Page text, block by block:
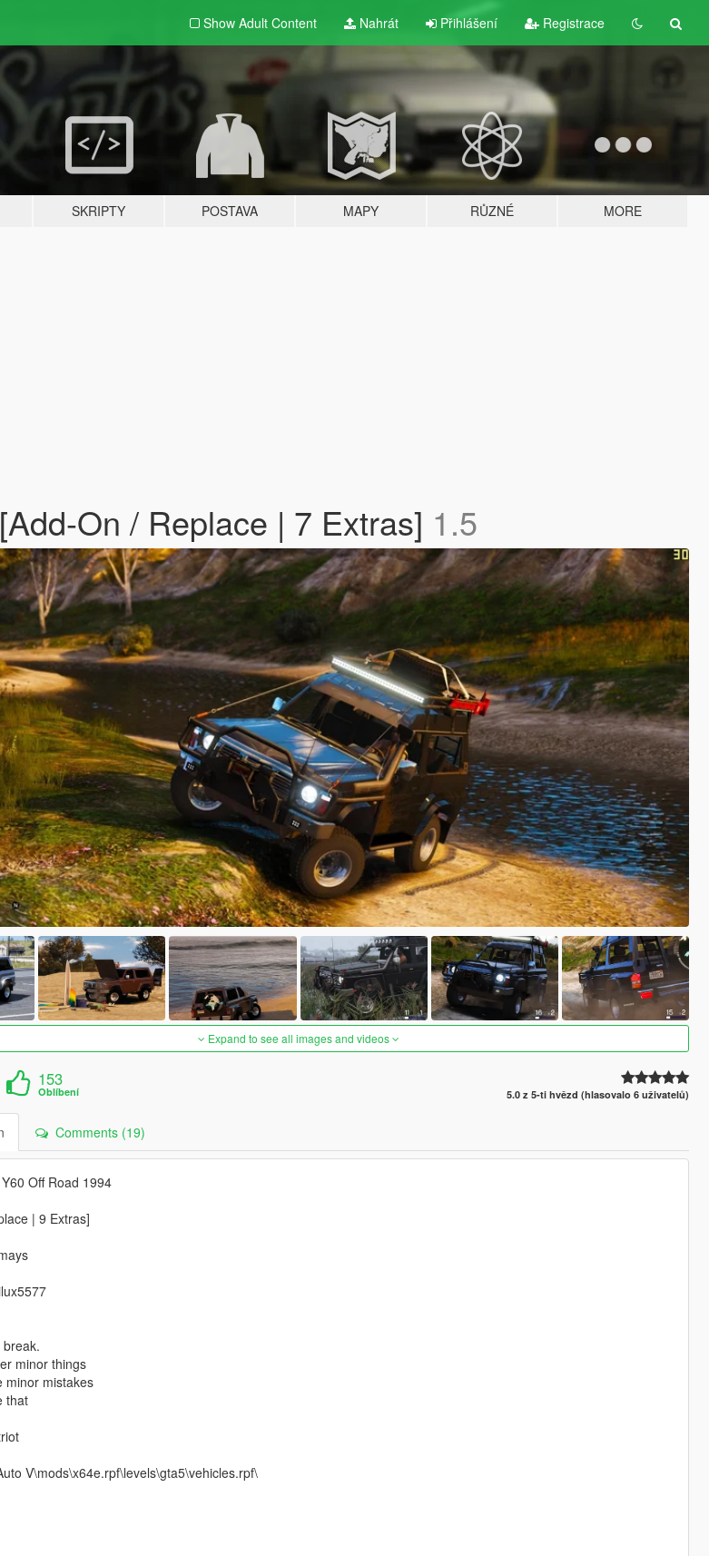
Show Adult Content Nahrát Přihlášení Registrace
SKRIPTY POSTAVA MAPY RŮZNÉ MORE
On / Replace | 7 Extras] 1.5
Expand to see all images and videos
153
Oblíbení 5.0 z 5-ti hvězd (hlasovalo 6 uživatelů)
Comments (19)
Off Road 1994
| 9 Extras]
minor things
minor mistakes
that
V\mods\x64e.rpf\levels\gta5\vehicles.rpf\